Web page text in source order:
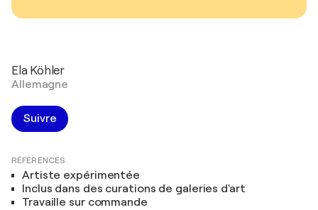
Ela Köhler
Allemagne
Suivre
RÉFÉRENCES
Artiste expérimentée
Inclus dans des curations de galeries d'art
Travaille sur commande